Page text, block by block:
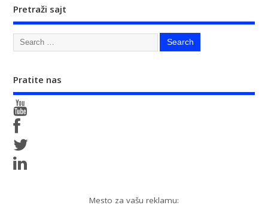
Pretraži sajt
Pratite nas
Mesto za vašu reklamu: